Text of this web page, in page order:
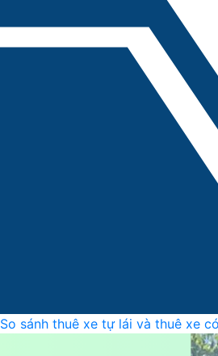
So sánh thuê xe tự lái và thuê xe